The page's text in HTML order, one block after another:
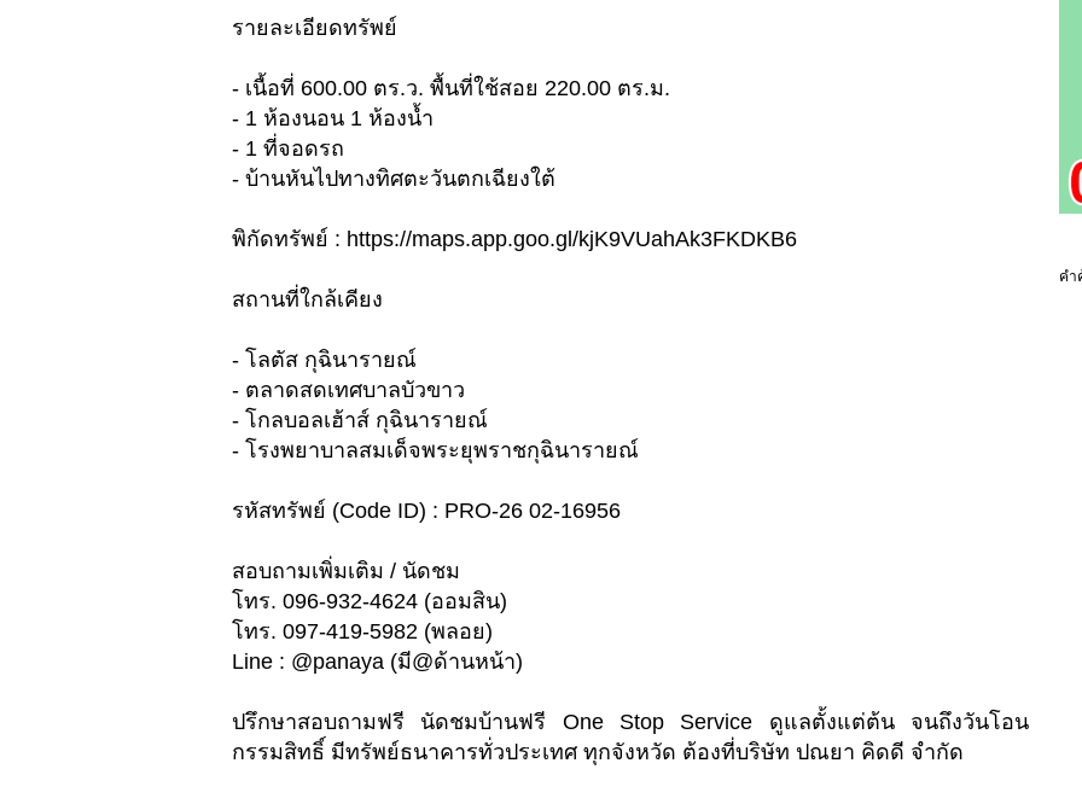
รายละเอียดทรัพย์
- เนื้อที่ 600.00 ตร.ว. พื้นที่ใช้สอย 220.00 ตร.ม.
- 1 ห้องนอน 1 ห้องน้ำ
- 1 ที่จอดรถ
- บ้านหันไปทางทิศตะวันตกเฉียงใต้
พิกัดทรัพย์ : https://maps.app.goo.gl/kjK9VUahAk3FKDKB6
สถานที่ใกล้เคียง
- โลตัส กุฉินารายณ์
- ตลาดสดเทศบาลบัวขาว
- โกลบอลเฮ้าส์ กุฉินารายณ์
- โรงพยาบาลสมเด็จพระยุพราชกุฉินารายณ์
รหัสทรัพย์ (Code ID) : PRO-26 02-16956
สอบถามเพิ่มเติม / นัดชม
โทร. 096-932-4624 (ออมสิน)
โทร. 097-419-5982 (พลอย)
Line : @panaya (มี@ด้านหน้า)
ปรึกษาสอบถามฟรี นัดชมบ้านฟรี One Stop Service ดูแลตั้งแต่ต้น จนถึงวันโอน
กรรมสิทธิ์ มีทรัพย์ธนาคารทั่วประเทศ ทุกจังหวัด ต้องที่บริษัท ปณยา คิดดี จำกัด
คำ